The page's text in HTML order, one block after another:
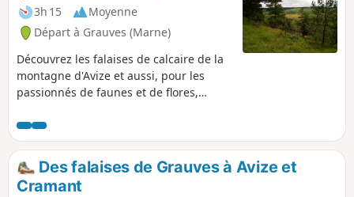
3h 15
Moyenne
Départ à Grauves (Marne)
Découvrez les falaises de calcaire de la
montagne d'Avize et aussi, pour les
passionnés de faunes et de flores,
(Zone Naturelle d'Intérêt Ecologique
Faunitique et Floristique) des corniches
de Grauves.
Des falaises de Grauves à Avize et
Cramant